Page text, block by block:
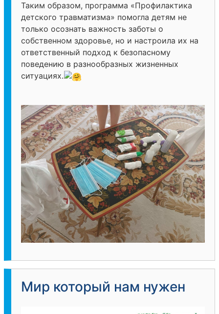
Таким образом, программа «Профилактика
детского травматизма» помогла детям не
только осознать важность заботы о
собственном здоровье, но и настроила их на
ответственный подход к безопасному
поведению в разнообразных жизненных
ситуациях.
Мир который нам нужен